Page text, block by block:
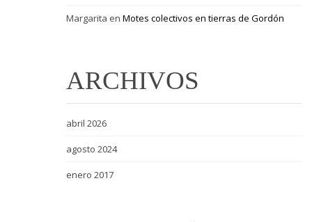
Margarita en Motes colectivos en tierras de Gordón
ARCHIVOS
abril 2026
agosto 2024
enero 2017